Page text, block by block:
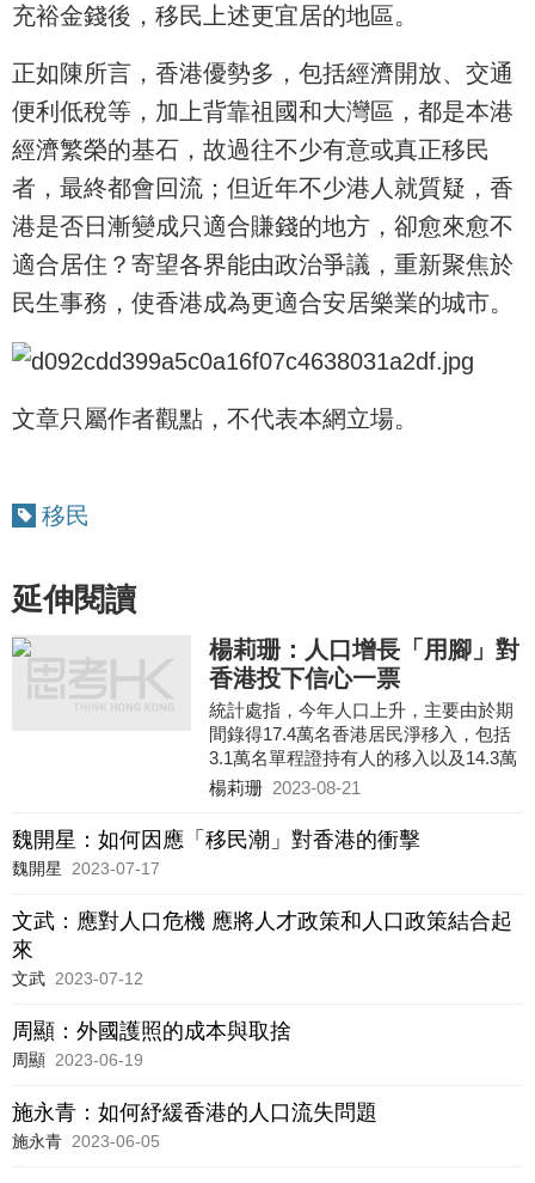
充裕金錢後，移民上述更宜居的地區。
正如陳所言，香港優勢多，包括經濟開放、交通
便利低稅等，加上背靠祖國和大灣區，都是本港
經濟繁榮的基石，故過往不少有意或真正移民
者，最終都會回流；但近年不少港人就質疑，香
港是否日漸變成只適合賺錢的地方，卻愈來愈不
適合居住？寄望各界能由政治爭議，重新聚焦於
民生事務，使香港成為更適合安居樂業的城市。
文章只屬作者觀點，不代表本網立場。
移民
延伸閱讀
楊莉珊：人口增長「用腳」對
香港投下信心一票
統計處指，今年人口上升，主要由於期
間錄得17.4萬名香港居民淨移入，包括
3.1萬名單程證持有人的移入以及14.3萬
名其他香港居民的淨移入。其中在短短
計劃共收到約120,000宗申請，批出超過
75,000宗，其中「高才通計劃」反應尤
分反映香港作為「一國兩制」下的亞洲
楊莉珊 2023-08-21
魏開星：如何因應「移民潮」對香港的衝擊
魏開星 2023-07-17
文武：應對人口危機 應將人才政策和人口政策結合起
來
文武 2023-07-12
周顯：外國護照的成本與取捨
周顯 2023-06-19
施永青：如何紓緩香港的人口流失問題
施永青 2023-06-05